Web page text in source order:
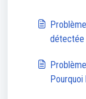
détectée